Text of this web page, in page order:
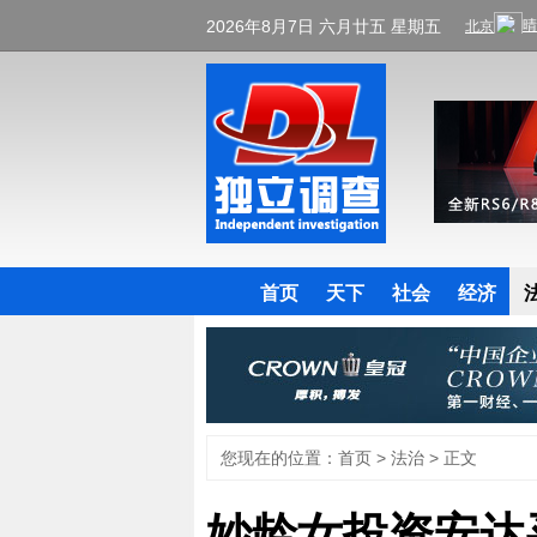
2026年8月7日 六月廿五 星期五
首页 天下 社会 经济
您现在的位置： 首页 > 法治 > 正文